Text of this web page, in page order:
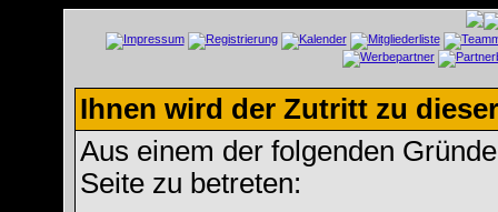
Ihnen wird der Zutritt zu
Aus einem der folgenden
Seite zu betreten: